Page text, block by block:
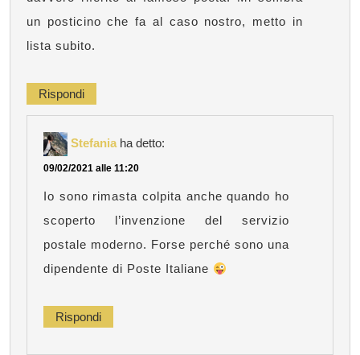
un posticino che fa al caso nostro, metto in
lista subito.
Rispondi
Stefania ha detto:
09/02/2021 alle 11:20
Io sono rimasta colpita anche quando ho
scoperto l’invenzione del servizio
postale moderno. Forse perché sono una
dipendente di Poste Italiane
Rispondi